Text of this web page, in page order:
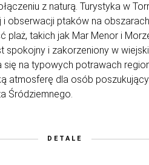
z naturą. Turystyka w
obserwacji ptaków na
plaż, takich jak Mar Menor i
i zakorzeniony w
na typowych potrawach
atmosferę dla osób
Śródziemnego.
DETALE